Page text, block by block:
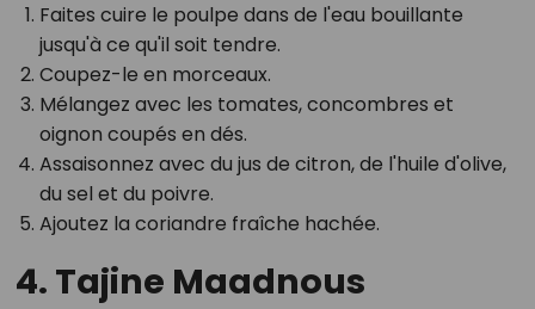
Faites cuire le poulpe dans de l'eau bouillante
jusqu'à ce qu'il soit tendre.
Coupez-le en morceaux.
Mélangez avec les tomates, concombres et
oignon coupés en dés.
Assaisonnez avec du jus de citron, de l'huile d'olive,
du sel et du poivre.
Ajoutez la coriandre fraîche hachée.
4. Tajine Maadnous